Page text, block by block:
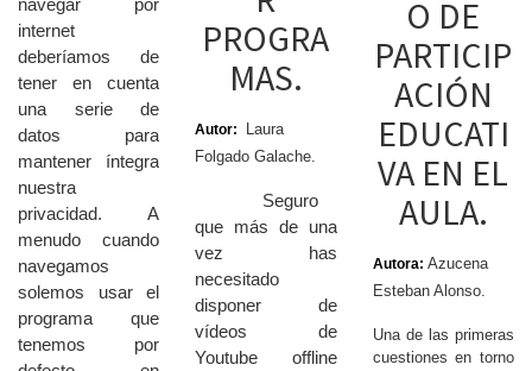
navegar por
internet
deberíamos de
tener en cuenta
una serie de
datos para
mantener íntegra
nuestra
privacidad. A
menudo cuando
navegamos
solemos usar el
programa que
tenemos por
PROGRA
MAS.
Autor:
Laura
Folgado Galache.
Seguro
que más de una
vez has
necesitado
disponer de
vídeos de
Youtube offline
O DE
PARTICIP
ACIÓN
EDUCATI
VA EN EL
AULA.
Autora: Azucena
Esteban Alonso.
Una de las primeras
cuestiones en torno